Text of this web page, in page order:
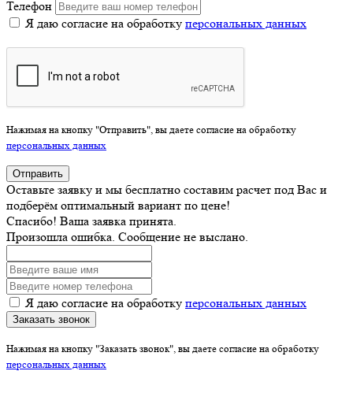
Телефон
Я даю согласие на обработку персональных данных
Нажимая на кнопку "Отправить", вы даете согласие на обработку
персональных данных
Отправить
Оставьте заявку и мы бесплатно составим расчет под Вас и
подберём оптимальный вариант по цене!
Спасибо! Ваша заявка принята.
Произошла ошибка. Сообщение не выслано.
Я даю согласие на обработку персональных данных
Заказать звонок
Нажимая на кнопку "Заказать звонок", вы даете согласие на обработку
персональных данных